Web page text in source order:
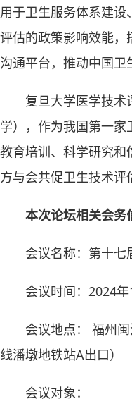
用于卫生服务体系建
评估的政策影响效能
沟通平台，推动中国
复旦大学医学技
学），作为我国第一
教育培训、科学研究
方与会共促卫生技术
本次论坛相关会务
会议名称：第十七
会议时间：2024
会议地点： 福州
线潘墩地铁站A出口）
会议对象：